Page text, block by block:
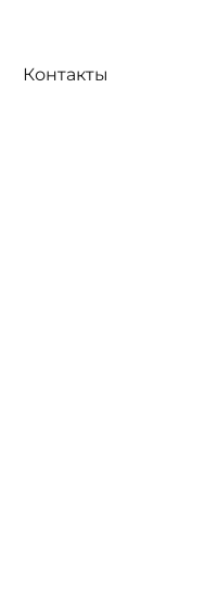
Контакты